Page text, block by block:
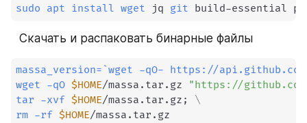
sudo apt install wget jq git build-essential
⠀Скачать и распаковать бинарные файлы
massa_version= `wget -qO- https://
wget -qO $HOME/massa.tar.gz "https://github.com/
tar -xvf $HOME/massa.tar.gz ;
\
rm -rf $HOME/massa.tar.gz